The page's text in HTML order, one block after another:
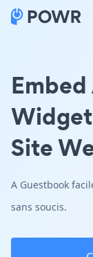
Site
A Guestbook
sans soucis.